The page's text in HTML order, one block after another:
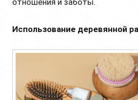
Использование деревянной